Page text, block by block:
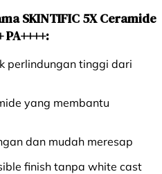
SKINTIFIC 5X Ceramide
perlindungan tinggi dari
yang membantu
dan mudah meresap
finish tanpa white cast